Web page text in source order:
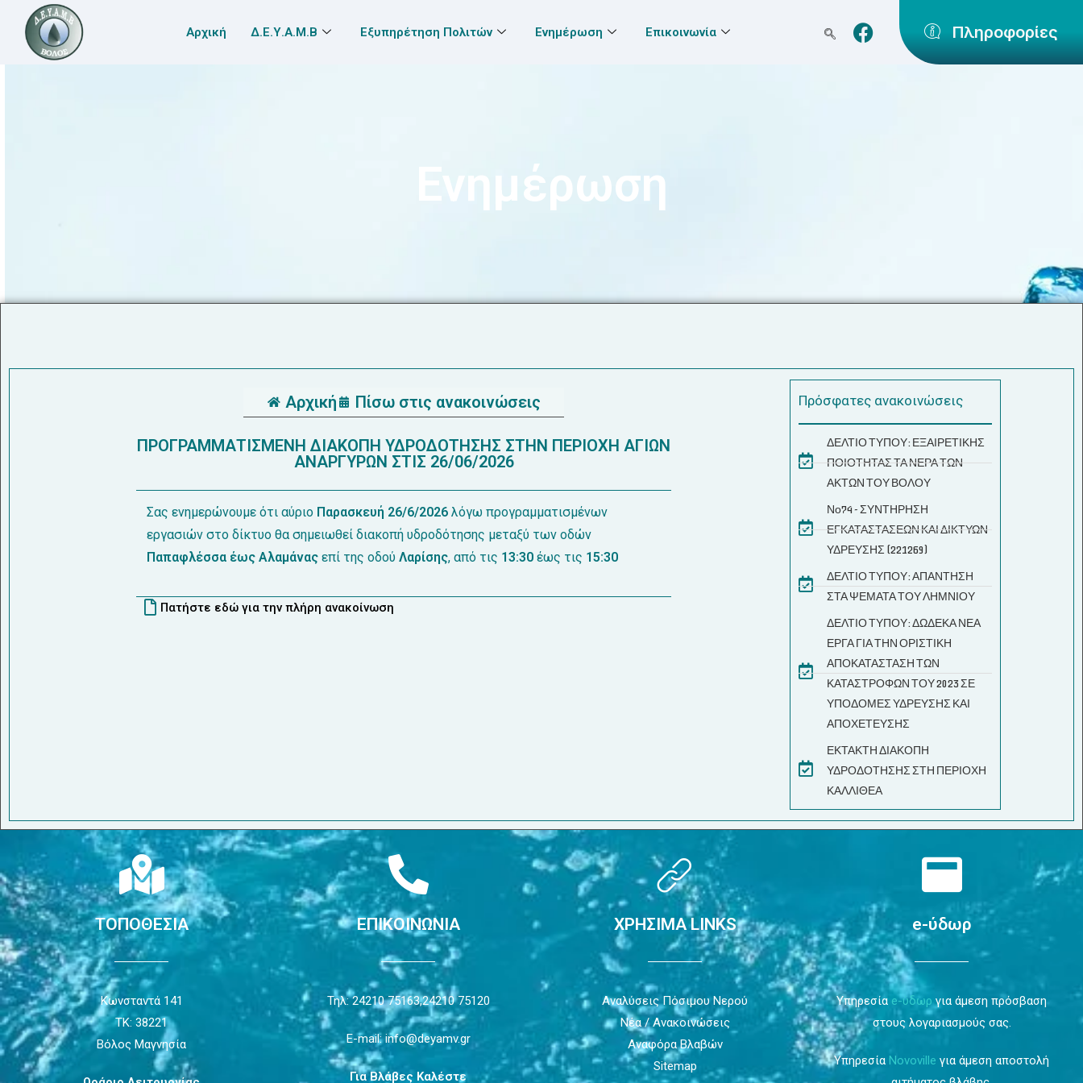
Αρχική Δ.Ε.Υ.Α.Μ.Β Εξυπηρέτηση Πολιτών Ενημέρωση Επικοινωνία Πληροφορίες
Ενημέρωση
Αρχική Πίσω στις ανακοινώσεις
ΠΡΟΓΡΑΜΜΑΤΙΣΜΕΝΗ ΔΙΑΚΟΠΗ ΥΔΡΟΔΟΤΗΣΗΣ ΣΤΗΝ ΠΕΡΙΟΧΗ ΑΓΙΩΝ
ΑΝΑΡΓΥΡΩΝ ΣΤΙΣ 26/06/2026
Σας ενημερώνουμε ότι αύριο Παρασκευή 26/6/2026 λόγω προγραμματισμένων
εργασιών στο δίκτυο θα σημειωθεί διακοπή υδροδότησης μεταξύ των οδών
Παπαφλέσσα έως Αλαμάνας επί της οδούΛαρίσης, από τις 13:30 έως τις 15:30
Πατήστε εδώ για την πλήρη ανακοίνωση
Πρόσφατες ανακοινώσεις
ΔΕΛΤΙΟ ΤΥΠΟΥ: ΕΞΑΙΡΕΤΙΚΗΣ
ΠΟΙΟΤΗΤΑΣ ΤΑ ΝΕΡΑ ΤΩΝ
ΑΚΤΩΝ ΤΟΥ ΒΟΛΟΥ
Νο74 - ΣΥΝΤΗΡΗΣΗ
ΕΓΚΑΤΑΣΤΑΣΕΩΝ ΚΑΙ ΔΙΚΤΥΩΝ
ΥΔΡΕΥΣΗΣ (221269)
ΔΕΛΤΙΟ ΤΥΠΟΥ: ΑΠΑΝΤΗΣΗ
ΣΤΑ ΨΕΜΑΤΑ ΤΟΥ ΛΗΜΝΙΟΥ
ΔΕΛΤΙΟ ΤΥΠΟΥ: ΔΩΔΕΚΑ ΝΕΑ
ΕΡΓΑ ΓΙΑ ΤΗΝ ΟΡΙΣΤΙΚΗ
ΑΠΟΚΑΤΑΣΤΑΣΗ ΤΩΝ
ΚΑΤΑΣΤΡΟΦΩΝ ΤΟΥ 2023 ΣΕ
ΥΠΟΔΟΜΕΣ ΥΔΡΕΥΣΗΣ ΚΑΙ
ΑΠΟΧΕΤΕΥΣΗΣ
ΕΚΤΑΚΤΗ ΔΙΑΚΟΠΗ
ΥΔΡΟΔΟΤΗΣΗΣ ΣΤΗ ΠΕΡΙΟΧΗ
ΚΑΛΛΙΘΕΑ
ΤΟΠΟΘΕΣΙΑ
Κωνσταντά 141
ΤΚ: 38221
Βόλος Μαγνησία
ΕΠΙΚΟΙΝΩΝΙΑ
Τηλ: 24210 75163,24210 75120
E-mail: info@deyamv.gr
Για Βλάβες Καλέστε
ΧΡΗΣΙΜΑ LINKS
Αναλύσεις Πόσιμου Νερού
Νέα / Ανακοινώσεις
Αναφόρα Βλαβών
Sitemap
e-ύδωρ
Υπηρεσία e-ύδωρ για άμεση πρόσβαση
στους λογαριασμούς σας.
Υπηρεσία Novoville για άμεση αποστολή